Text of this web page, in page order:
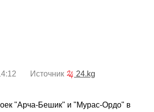
Источник
24.kg
"Арча-Бешик" и "Мурас-Ордо" в